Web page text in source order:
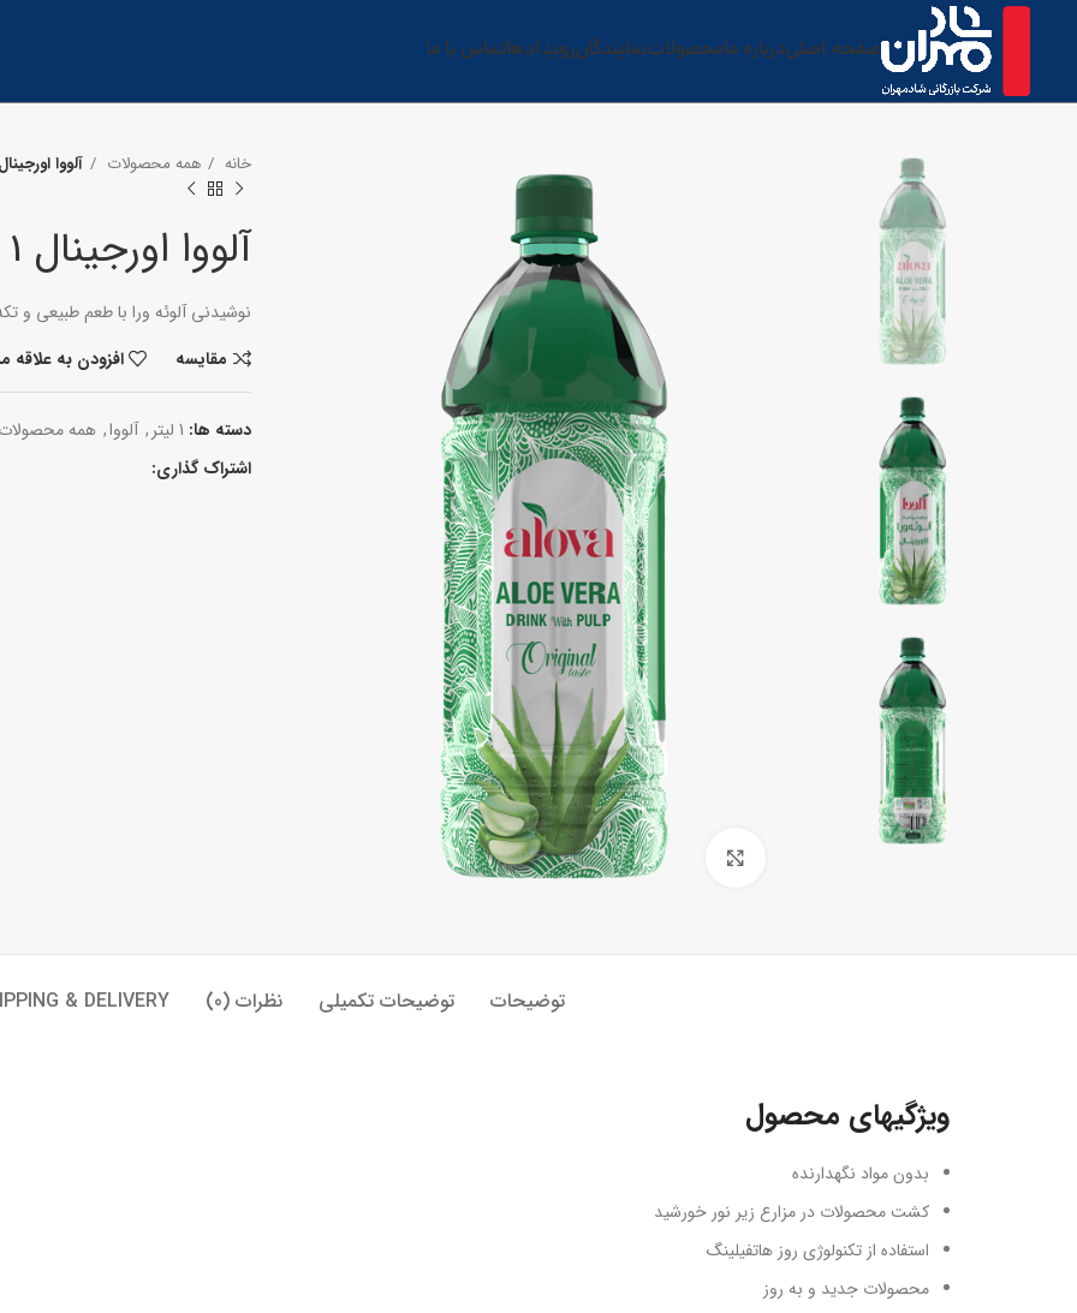
صفحه اصلیدرباره مامحصولاتنمایندگانرویدادهاتماس با ما
برای بزرگنمایی کلیک کنید
خانه همه محصولات آلووا اورجینال 1
آلووا اورجینال 1 لیتری
نوشیدنی آلوئه ورا با طعم طبیعی و
مقایسه
افزودن به علاقه
دسته ها: 1 لیتر , آلووا, همه
اشتراک گذاری:
توضیحات توضیحات تکمیلی نظرات (0) & DELIVERY
ویژگیهای محصول
بدون مواد نگهدارنده
کشت محصولات در مزارع زیر نور خورشید
استفاده از تکنولوژی روز هات­فیلینگ
محصولات جدید و به روز